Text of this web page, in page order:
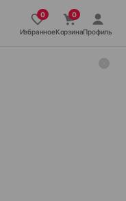
ИзбранноеКорзинаПрофиль